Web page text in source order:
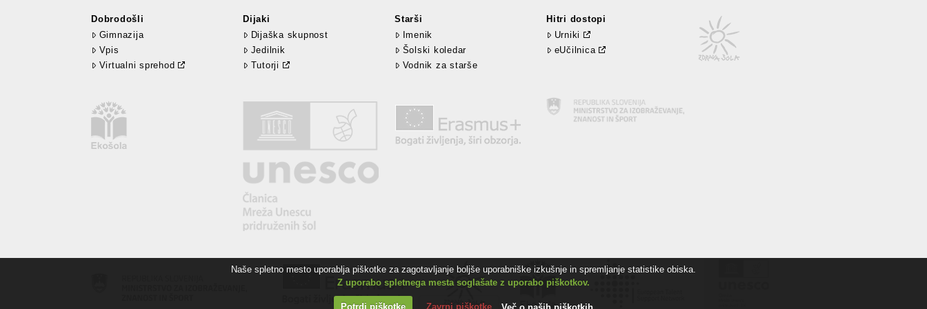
Dobrodošli
Gimnazija
Vpis
Virtualni sprehod
Dijaki
Dijaška skupnost
Jedilnik
Tutorji
Starši
Imenik
Šolski koledar
Vodnik za starše
Hitri dostopi
Urniki
eUčilnica
Naše spletno mesto uporablja piškotke za zagotavljanje boljše uporabniške izkušnje in spremljanje statistike obiska.
Z uporabo spletnega mesta soglašate z uporabo piškotkov.
Potrdi piškotke Zavrni piškotke Več o naših piškotkih